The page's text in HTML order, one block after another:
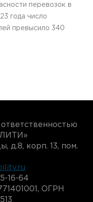
перевозок в
года число
превысило 340
д.8, корп. 13, пом.
16-64
ОГРН